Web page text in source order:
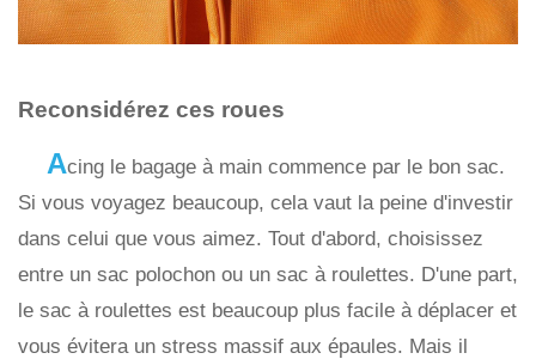
Reconsidérez ces roues
Acing le bagage à main commence par le bon sac.
Si vous voyagez beaucoup, cela vaut la peine d'investir
dans celui que vous aimez. Tout d'abord, choisissez
entre un sac polochon ou un sac à roulettes. D'une part,
le sac à roulettes est beaucoup plus facile à déplacer et
vous évitera un stress massif aux épaules. Mais il